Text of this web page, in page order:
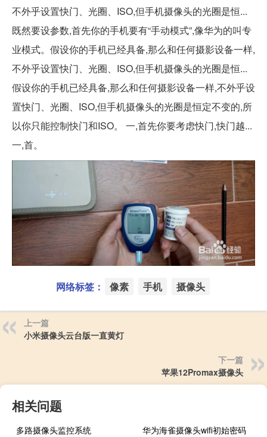
不外乎设置快门、光圈、ISO,但手机摄像头的光圈是恒...
既然要设参数,首先你的手机要有“手动模式”,像华为的叫专
业模式。假设你的手机已经具备,那么和任何摄影设备一样,
不外乎设置快门、光圈、ISO,但手机摄像头的光圈是恒...
假设你的手机已经具备,那么和任何摄影设备一样,不外乎设
置快门、光圈、ISO,但手机摄像头的光圈是恒定不变的,所
以你只能控制快门和ISO。 一,首先你要考虑快门,快门越...
一,首。
网络标签： 像素 手机 摄像头
上一篇
小米摄像头云台版一直黄灯
下一篇
苹果12Promax摄像头
相关问题
多路摄像头监控系统
华为海雀摄像头wifi初始密码